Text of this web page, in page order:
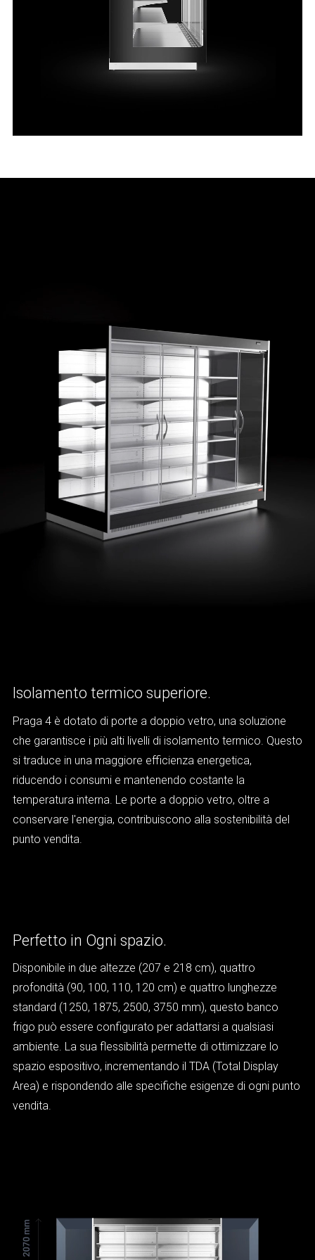
Isolamento termico superiore.
Praga 4 è dotato di porte a doppio vetro, una soluzione
che garantisce i più alti livelli di isolamento termico. Questo
si traduce in una maggiore efficienza energetica,
riducendo i consumi e mantenendo costante la
temperatura interna. Le porte a doppio vetro, oltre a
conservare l'energia, contribuiscono alla sostenibilità del
punto vendita.
Perfetto in Ogni spazio.
Disponibile in due altezze (207 e 218 cm), quattro
profondità (90, 100, 110, 120 cm) e quattro lunghezze
standard (1250, 1875, 2500, 3750 mm), questo banco
frigo può essere configurato per adattarsi a qualsiasi
ambiente. La sua flessibilità permette di ottimizzare lo
spazio espositivo, incrementando il TDA (Total Display
Area) e rispondendo alle specifiche esigenze di ogni punto
vendita.